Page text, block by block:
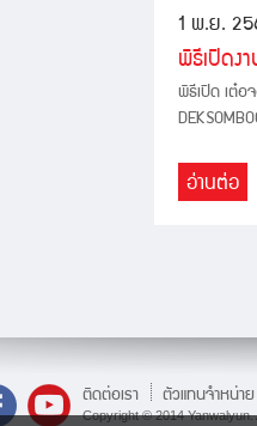
1 พ.ย.
พิธีเปิดง
พิธีเปิด เต๋อ
อ่านต่อ
ติดต่อเรา ตัวแทนจำหน่าย
Copyright © 2014 Yanwalyun.